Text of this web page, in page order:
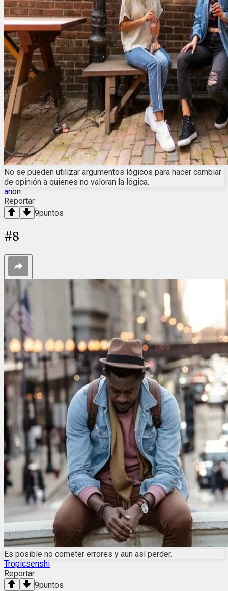
No se pueden utilizar argumentos lógicos para hacer cambiar
de opinión a quienes no valoran la lógica.
anon
Reportar
9puntos
#8
Es posible no cometer errores y aun así perder.
Tropicsenshi
Reportar
9puntos